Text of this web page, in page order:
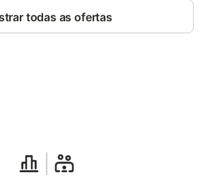
todas as ofertas